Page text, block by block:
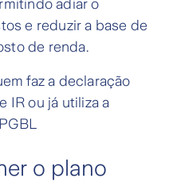
adiar o
e reduzir a base de
de renda.
faz a declaração
IR ou já utiliza a
o plano